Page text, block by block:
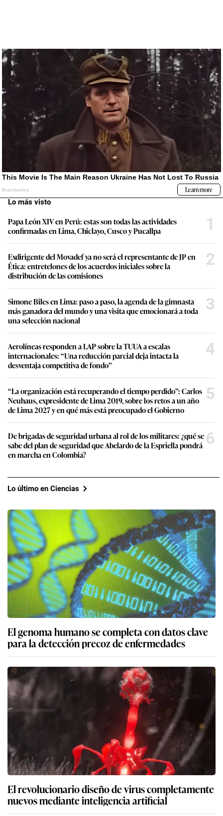
Lo más visto
Papa León XIV en Perú: estas son todas las actividades
confirmadas en Lima, Chiclayo, Cusco y Pucallpa
1
Exdirigente del Movadef ya no será el representante de JP en
Ética: entretelones de los acuerdos iniciales sobre la
distribución de las comisiones
2
Simone Biles en Lima: paso a paso, la agenda de la gimnasta
más ganadora del mundo y una visita que emocionará a toda
una selección nacional
3
Aerolíneas responden a LAP sobre la TUUA a escalas
internacionales: “Una reducción parcial deja intacta la
desventaja competitiva de fondo”
4
“La organización está recuperando el tiempo perdido”: Carlos
Neuhaus, expresidente de Lima 2019, sobre los retos a un año
de Lima 2027 y en qué más está preocupado el Gobierno
5
De brigadas de seguridad urbana al rol de los militares: ¿qué se
sabe del plan de seguridad que Abelardo de la Espriella pondrá
en marcha en Colombia?
6
Lo último en Ciencias
El genoma humano se completa con datos clave
para la detección precoz de enfermedades
El revolucionario diseño de virus completamente
nuevos mediante inteligencia artificial